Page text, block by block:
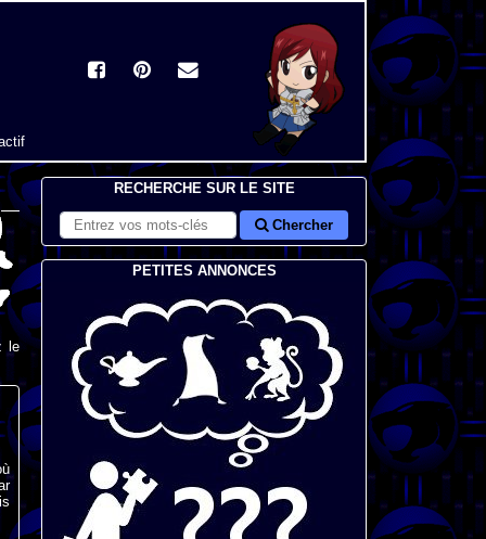
le
RECHERCHE SUR LE SITE
Chercher
PETITES ANNONCES